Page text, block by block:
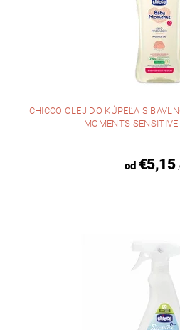
CHICCO OLEJ DO KÚPEĽA S
MOMENTS
od€5,15